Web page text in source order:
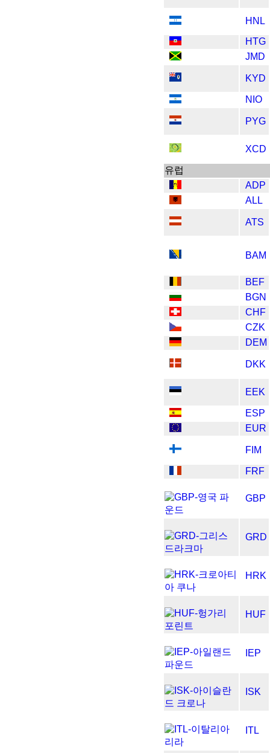
HNL
HTG
JMD
KYD
NIO
PYG
XCD
​​유럽
ADP
ALL
ATS
BAM
BEF
BGN
CHF
CZK
DEM
DKK
EEK
ESP
EUR
FIM
FRF
GBP
GRD
HRK
HUF
IEP
ISK
ITL